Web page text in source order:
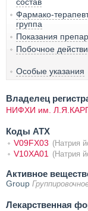
состав
Фармако-
группа
Показания
Побочное
Особые указания
Владелец
НИФХИ им.
Коды АТХ
V09FX03 (Натрия
V10XA01 (Натрия
Активное
Group
Лекарственная